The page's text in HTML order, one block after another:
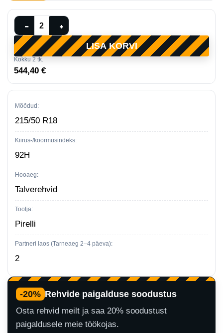
Kokku 2 tk.
544,40 €
− + Pirelli
WINTER
ICE
DOT2023
215/50
R18
LISA KORVI
Mõõdud:
215/50 R18
Kiirus-/koormusindeks:
92H
Hooaeg:
Talverehvid
Tootja:
Pirelli
Partneri laos (Tarneaeg 2–4 päeva):
2
-20% Rehvide paigalduse soodustus
Osta rehvid meilt ja saa 20% soodustust
paigaldusele meie töökojas.